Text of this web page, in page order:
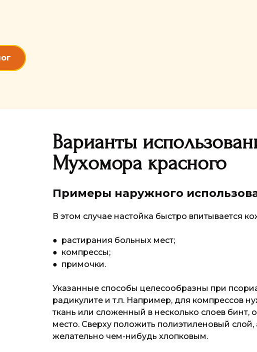
Варианты
Мухомора красного
Примеры наружного
В этом случае настойка быстро впитывается
● растирания больных мест;
● компрессы;
● примочки.
Указанные способы целесообразны при
радикулите и т.п. Например, для компрессов
ткань или сложенный в несколько слоев
место. Сверху положить полиэтиленовый слой,
желательно чем-нибудь хлопковым.